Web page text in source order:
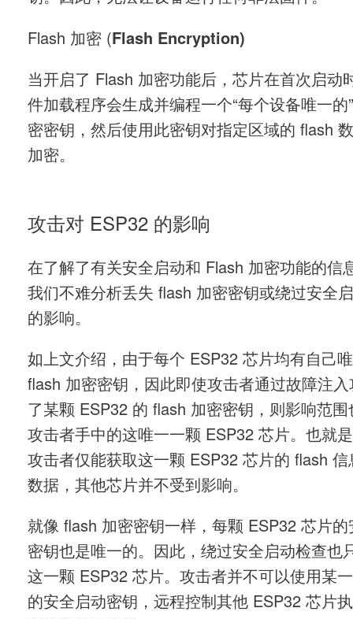
Flash 加密 (Flash Encryption)
当开启了 Flash 加密功能后，芯片在首次启动
件加载程序会生成并编程一个“每个设备唯一的
密密钥，然后使用此密钥对指定区域的 flash
加密。
攻击对 ESP32 的影响
在了解了有关安全启动和 Flash 加密功能的信
我们不难分析丢失 flash 加密密钥或绕过安全
的影响。
如上文介绍，由于每个 ESP32 芯片均有自己
flash 加密密钥，因此即使攻击者通过故障注
了某颗 ESP32 的 flash 加密密钥，则影响范
攻击者手中的这唯一一颗 ESP32 芯片。也就
攻击者仅能获取这一颗 ESP32 芯片的 flash 信
数据，其他芯片并不受到影响。
就像 flash 加密密钥一样，每颗 ESP32 芯片的
密钥也是唯一的。因此，绕过安全启动检查也
这一颗 ESP32 芯片。攻击者并不可以使用某
的安全启动密钥，远程控制其他 ESP32 芯片